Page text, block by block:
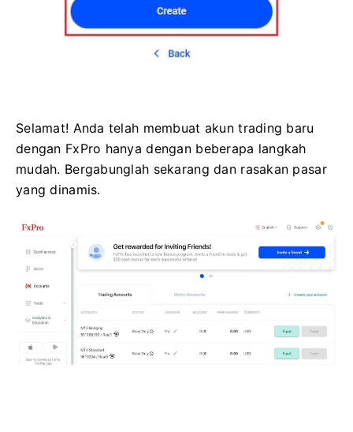
Selamat! Anda telah membuat akun trading baru
dengan FxPro hanya dengan beberapa langkah
mudah. ​​Bergabunglah sekarang dan rasakan pasar
yang dinamis.